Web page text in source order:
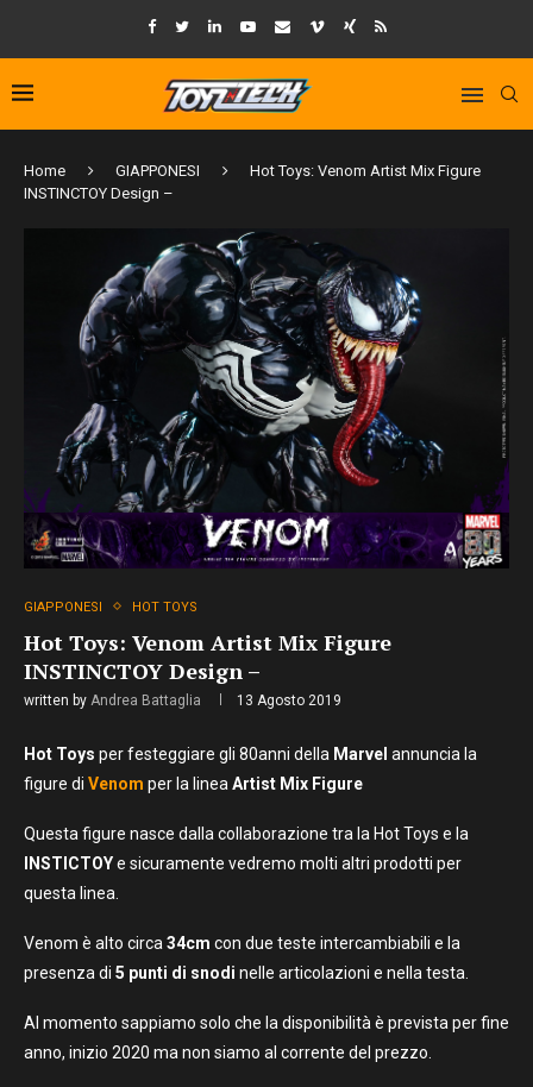
Home GIAPPONESI
Hot Toys: Venom Artist Mix Figure
INSTINCTOY Design –
GIAPPONESI HOT TOYS
Hot Toys: Venom Artist Mix Figure
INSTINCTOY Design –
written by Andrea Battaglia 13 Agosto 2019
Hot Toys per festeggiare gli 80anni della Marvel annuncia la
figure di Venom per la linea Artist Mix Figure
Questa figure nasce dalla collaborazione tra la Hot Toys e la
INSTICTOYe sicuramente vedremo molti altri prodotti per
questa linea.
Venom è alto circa 34cm con due teste intercambiabili e la
presenza di 5 punti di snodi nelle articolazioni e nella testa.
Al momento sappiamo solo che la disponibilità è prevista per fine
anno, inizio 2020 ma non siamo al corrente del prezzo.